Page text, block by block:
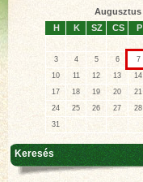
Augusztus
H
K SZ CS P
3
4 5 6 7
10
11 12 13 14
17
18 19 20 21
24
25 26 27 28
31
Keresés